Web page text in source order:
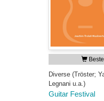
Diverse (Tröster;
Legnani u.a.)
Guitar Festival